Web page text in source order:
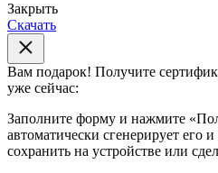
Закрыть
Скачать
Вам подарок! Получите
уже сейчас:
Заполните форму и нажмите
автоматически сгенерирует его
сохранить на устройстве или